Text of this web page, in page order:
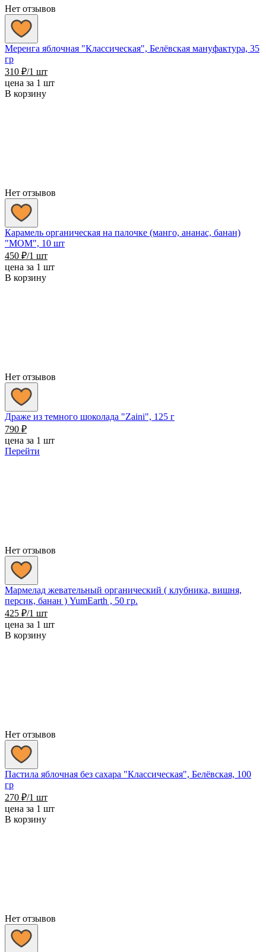
Нет отзывов
Меренга яблочная "Классическая", Белёвская мануфактура, 35
гр
310 ₽/1 шт
цена за 1 шт
В корзину
Нет отзывов
Карамель органическая на палочке (манго, ананас, банан)
"MOM", 10 шт
450 ₽/1 шт
цена за 1 шт
В корзину
Нет отзывов
Драже из темного шоколада "Zaini", 125 г
790 ₽
цена за 1 шт
Перейти
Нет отзывов
Мармелад жевательный органический ( клубника, вишня,
персик, банан ) YumEarth , 50 гр.
425 ₽/1 шт
цена за 1 шт
В корзину
Нет отзывов
Пастила яблочная без сахара "Классическая", Белёвская, 100
гр
270 ₽/1 шт
цена за 1 шт
В корзину
Нет отзывов